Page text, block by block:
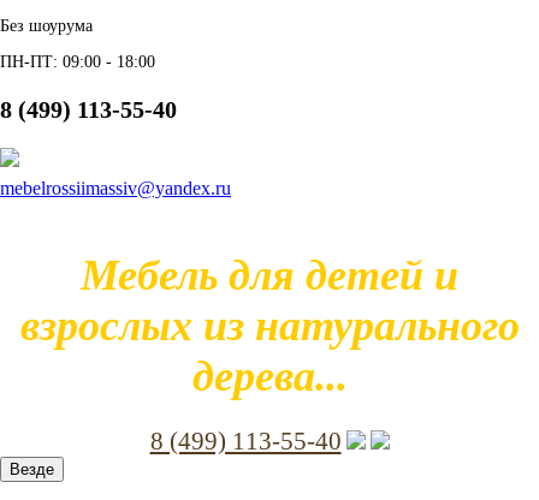
Без шоурума
ПН-ПТ: 09:00 - 18:00
8 (499) 113-55-40
mebelrossiimassiv@yandex.ru
Мебель для детей и
взрослых из натурального
дерева...
8 (499) 113-55-40
Везде